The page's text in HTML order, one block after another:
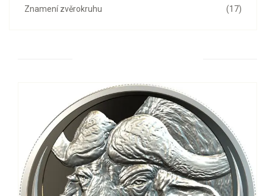
(17)
Znamení zvěrokruhu